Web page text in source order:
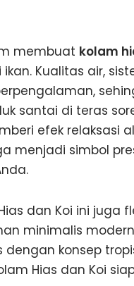
membuat kolam
Kualitas air,
santai di teras
efek relaksasi
menjadi simbol
dan Koi ini juga
minimalis
konsep
Hias dan Koi